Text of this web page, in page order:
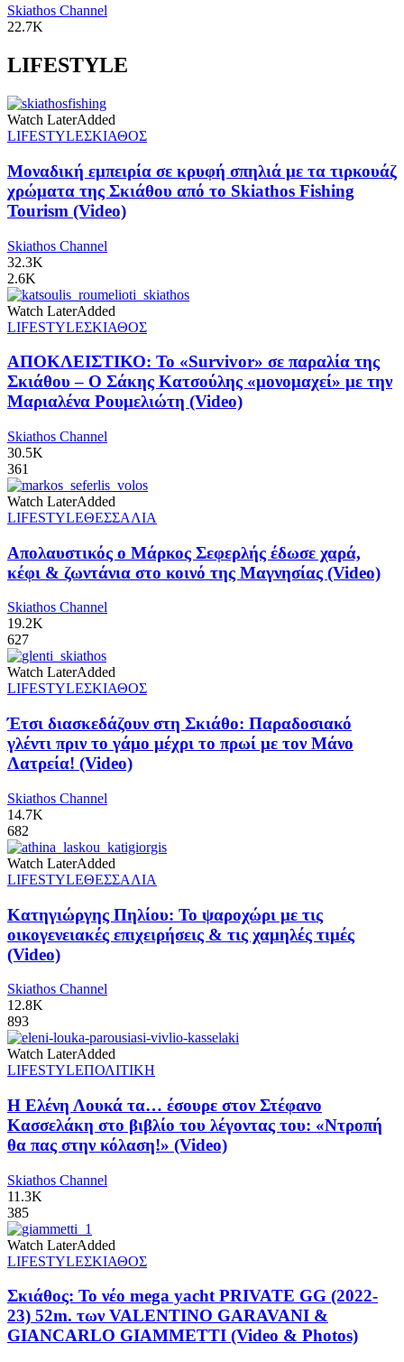
Skiathos Channel
22.7K
LIFESTYLE
Watch LaterAdded
LIFESTYLEΣΚΙΑΘΟΣ
Μοναδική εμπειρία σε κρυφή σπηλιά με τα τιρκουάζ
χρώματα της Σκιάθου από το Skiathos Fishing
Tourism (Video)
Skiathos Channel
32.3K
2.6K
Watch LaterAdded
LIFESTYLEΣΚΙΑΘΟΣ
ΑΠΟΚΛΕΙΣΤΙΚΟ: Το «Survivor» σε παραλία της
Σκιάθου – Ο Σάκης Κατσούλης «μονομαχεί» με την
Μαριαλένα Ρουμελιώτη (Video)
Skiathos Channel
30.5K
361
Watch LaterAdded
LIFESTYLEΘΕΣΣΑΛΙΑ
Απολαυστικός ο Μάρκος Σεφερλής έδωσε χαρά,
κέφι & ζωντάνια στο κοινό της Μαγνησίας (Video)
Skiathos Channel
19.2K
627
Watch LaterAdded
LIFESTYLEΣΚΙΑΘΟΣ
Έτσι διασκεδάζουν στη Σκιάθο: Παραδοσιακό
γλέντι πριν το γάμο μέχρι το πρωί με τον Μάνο
Λατρεία! (Video)
Skiathos Channel
14.7K
682
Watch LaterAdded
LIFESTYLEΘΕΣΣΑΛΙΑ
Κατηγιώργης Πηλίου: Το ψαροχώρι με τις
οικογενειακές επιχειρήσεις & τις χαμηλές τιμές
(Video)
Skiathos Channel
12.8K
893
Watch LaterAdded
LIFESTYLEΠΟΛΙΤΙΚΗ
Η Ελένη Λουκά τα… έσουρε στον Στέφανο
Κασσελάκη στο βιβλίο του λέγοντας του: «Ντροπή
θα πας στην κόλαση!» (Video)
Skiathos Channel
11.3K
385
Watch LaterAdded
LIFESTYLEΣΚΙΑΘΟΣ
Σκιάθος: Το νέο mega yacht PRIVATE GG (2022-
23) 52m. των VALENTINO GARAVANI &
GIANCARLO GIAMMETTI (Video & Photos)